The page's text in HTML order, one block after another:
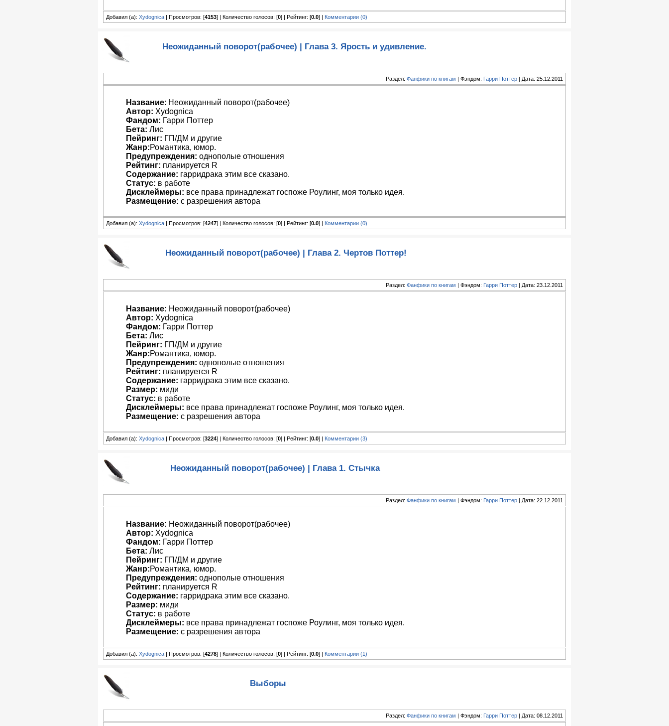
Добавил (а): Xydognica | Просмотров: [4153] | Количество голосов: [0] | Рейтинг: [0.0] | Комментарии (0)
Неожиданный поворот(рабочее) | Глава 3. Ярость и удивление.
Раздел: Фанфики по книгам | Фэндом: Гарри Поттер | Дата: 25.12.2011
Название: Неожиданный поворот(рабочее)
Автор: Xydognica
Фандом: Гарри Поттер
Бета: Лис
Пейринг: ГП/ДМ и другие
Жанр:Романтика, юмор.
Предупреждения: однополые отношения
Рейтинг: планируется R
Содержание: гарридрака этим все сказано.
Статус: в работе
Дисклеймеры: все права принадлежат госпоже Роулинг, моя только идея.
Размещение: с разрешения автора
Добавил (а): Xydognica | Просмотров: [4247] | Количество голосов: [0] | Рейтинг: [0.0] | Комментарии (0)
Неожиданный поворот(рабочее) | Глава 2. Чертов Поттер!
Раздел: Фанфики по книгам | Фэндом: Гарри Поттер | Дата: 23.12.2011
Название: Неожиданный поворот(рабочее)
Автор: Xydognica
Фандом: Гарри Поттер
Бета: Лис
Пейринг: ГП/ДМ и другие
Жанр:Романтика, юмор.
Предупреждения: однополые отношения
Рейтинг: планируется R
Содержание: гарридрака этим все сказано.
Размер: миди
Статус: в работе
Дисклеймеры: все права принадлежат госпоже Роулинг, моя только идея.
Размещение: с разрешения автора
Добавил (а): Xydognica | Просмотров: [3224] | Количество голосов: [0] | Рейтинг: [0.0] | Комментарии (3)
Неожиданный поворот(рабочее) | Глава 1. Стычка
Раздел: Фанфики по книгам | Фэндом: Гарри Поттер | Дата: 22.12.2011
Название: Неожиданный поворот(рабочее)
Автор: Xydognica
Фандом: Гарри Поттер
Бета: Лис
Пейринг: ГП/ДМ и другие
Жанр:Романтика, юмор.
Предупреждения: однополые отношения
Рейтинг: планируется R
Содержание: гарридрака этим все сказано.
Размер: миди
Статус: в работе
Дисклеймеры: все права принадлежат госпоже Роулинг, моя только идея.
Размещение: с разрешения автора
Добавил (а): Xydognica | Просмотров: [4278] | Количество голосов: [0] | Рейтинг: [0.0] | Комментарии (1)
Выборы
Раздел: Фанфики по книгам | Фэндом: Гарри Поттер | Дата: 08.12.2011